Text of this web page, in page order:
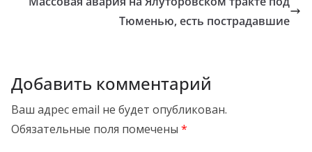
Тюменью, есть пострадавшие
Добавить комментарий
Ваш адрес email не будет опубликован.
Обязательные поля помечены *